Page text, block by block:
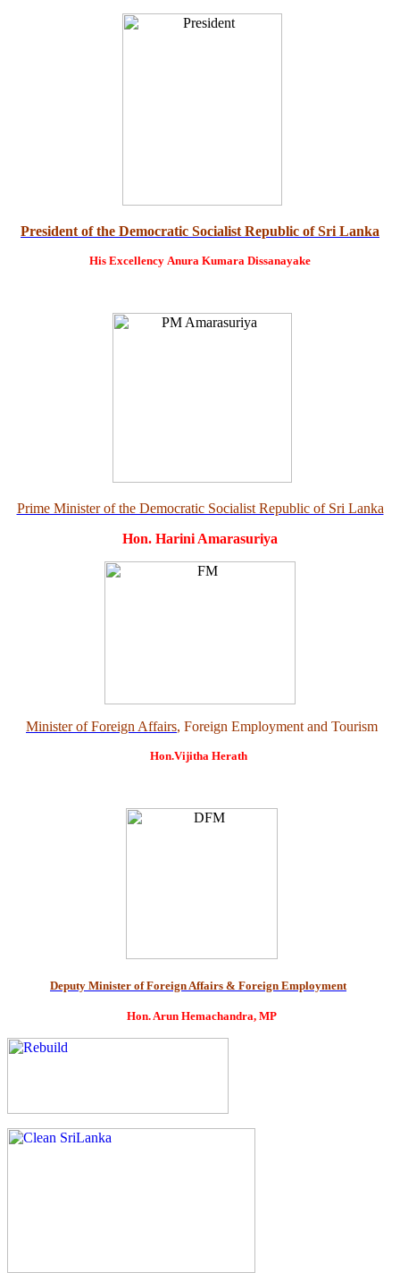
President of the Democratic Socialist Republic of Sri Lanka
His Excellency Anura Kumara Dissanayake
Prime Minister of the Democratic Socialist Republic of Sri Lanka
Hon. Harini Amarasuriya
Minister of Foreign Affairs, Foreign Employment and Tourism
Hon.Vijitha Herath
Deputy Minister of Foreign Affairs & Foreign Employment
Hon. Arun Hemachandra, MP